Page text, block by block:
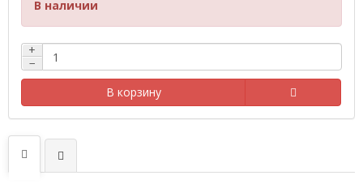
В наличии
+
−
В корзину